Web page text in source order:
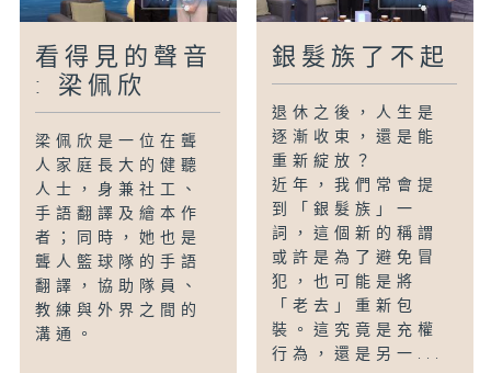
看得見的聲音
: 梁佩欣
梁佩欣是一位在聾
人家庭長大的健聽
人士，身兼社工、
手語翻譯及繪本作
者；同時，她也是
聾人籃球隊的手語
翻譯，協助隊員、
教練與外界之間的
溝通。
銀髮族了不起
退休之後，人生是
逐漸收束，還是能
重新綻放？
近年，我們常會提
到「銀髮族」一
詞，這個新的稱謂
或許是為了避免冒
犯，也可能是將
「老去」重新包
裝。這究竟是充權
行為，還是另一...